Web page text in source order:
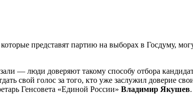
которые представят партию на выборах в Госдуму,
— люди доверяют такому способу отбора
свой голос за того, кто уже заслужил доверие
Генсовета «Единой России» Владимир Якушев.